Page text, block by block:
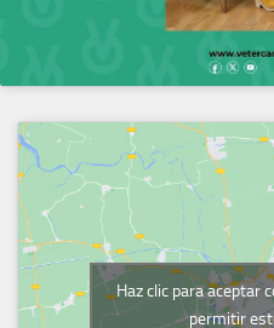
Haz clic para aceptar
permitir